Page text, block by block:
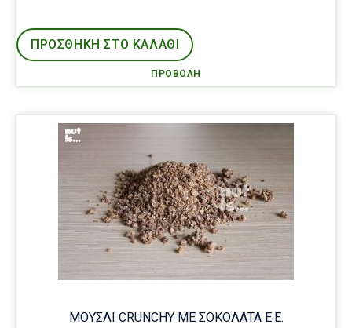
ΠΡΟΒΟΛΉ
ΠΡΟΣΘΉΚΗ ΣΤΟ ΚΑΛΑΘΙ
ΜΟΥΣΛΙ CRUNCHY ΜΕ ΣΟΚΟΛΑΤΑ Ε.Ε.